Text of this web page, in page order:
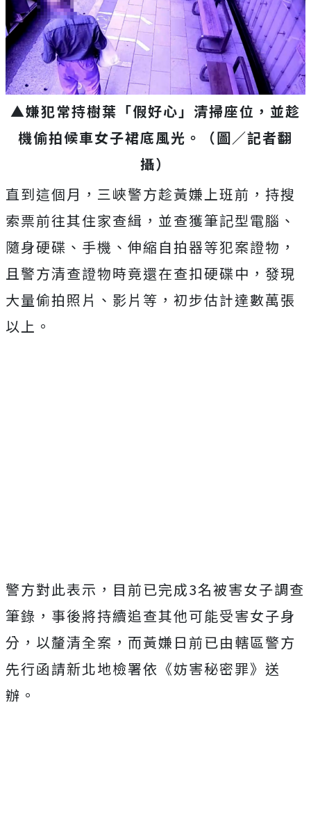
▲嫌犯常持樹葉「假好心」清掃座位，並趁
機偷拍候車女子裙底風光。（圖／記者翻
攝）
直到這個月，三峽警方趁黃嫌上班前，持搜
索票前往其住家查緝，並查獲筆記型電腦、
隨身硬碟、手機、伸縮自拍器等犯案證物，
且警方清查證物時竟還在查扣硬碟中，發現
大量偷拍照片、影片等，初步估計達數萬張
以上。
警方對此表示，目前已完成3名被害女子調查
筆錄，事後將持續追查其他可能受害女子身
分，以釐清全案，而黃嫌日前已由轄區警方
先行函請新北地檢署依《妨害秘密罪》送
辦。